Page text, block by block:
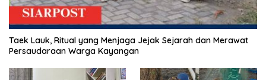
Taek Lauk, Ritual yang Menjaga Jejak Sejarah dan Merawat
Persaudaraan Warga Kayangan